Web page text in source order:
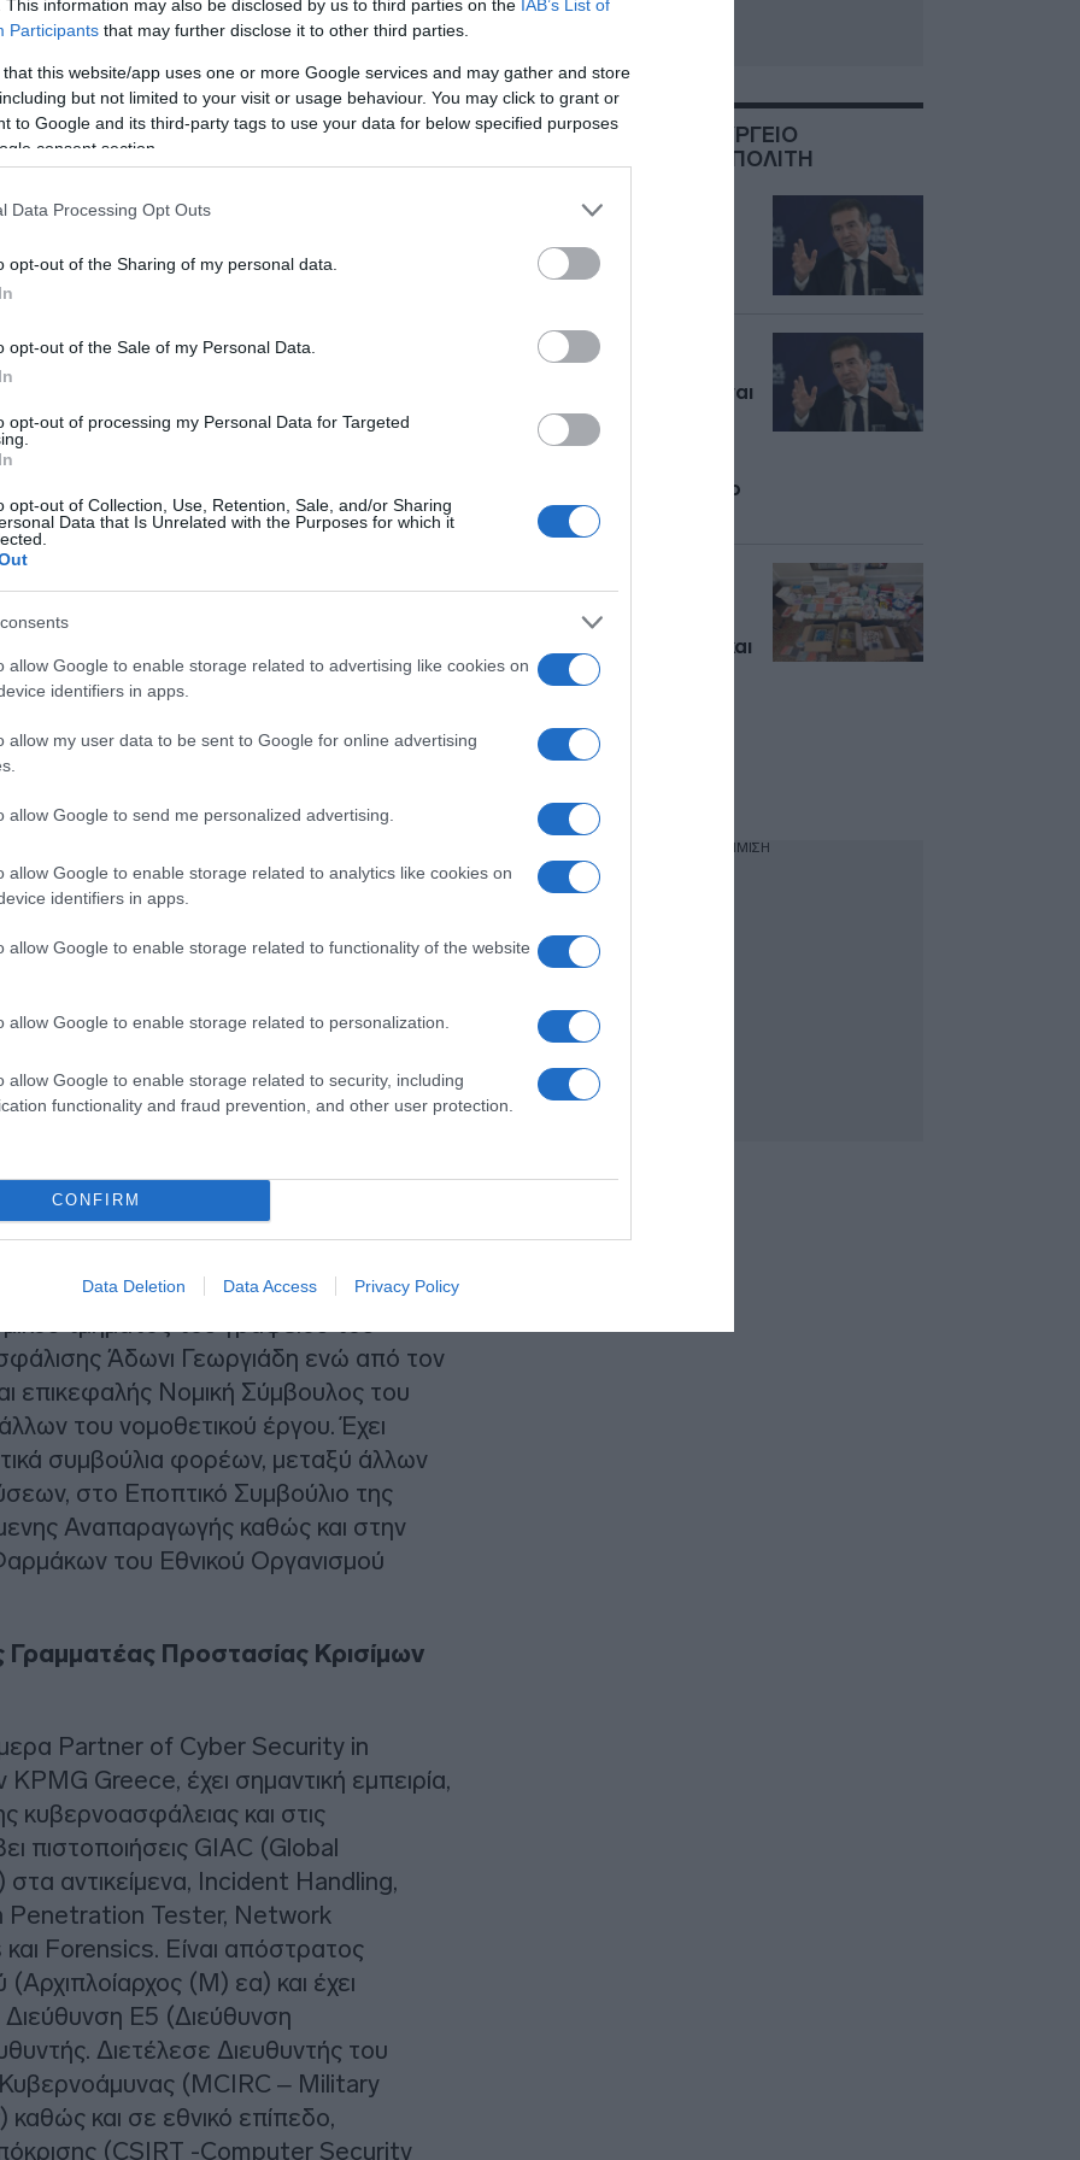
This information may also be disclosed by us to third parties on the IAB’s List of
Participants that may further disclose it to other third parties.
that this website/app uses one or more Google services and may gather and store
but not limited to your visit or usage behaviour. You may click to grant or
to Google and its third-party tags to use your data for below specified purposes
consent section.
Data Processing Opt Outs
opt-out of the Sharing of my personal data.
opt-out of the Sale of my Personal Data.
opt-out of processing my Personal Data for Targeted
opt-out of Collection, Use, Retention, Sale, and/or Sharing
Data that Is Unrelated with the Purposes for which it
allow Google to enable storage related to advertising like cookies on
identifiers in apps.
allow my user data to be sent to Google for online advertising
allow Google to send me personalized advertising.
allow Google to enable storage related to analytics like cookies on
identifiers in apps.
allow Google to enable storage related to functionality of the website
allow Google to enable storage related to personalization.
allow Google to enable storage related to security, including
functionality and fraud prevention, and other user protection.
CONFIRM
Data Deletion Data Access Privacy Policy
Οντοτήτων στο Υπουργείο
Παπαγεωργίου.
Γραμματείς:
Στρατηγικού Σχεδιασμού
Αθηνών, απόφοιτη της Νομικής
Πανεπιστημίου Αθηνών. Άσκησε
Εταιρεία «Αθανάσιος Βαρλάμης &
εταίρος. Ανέλαβε υποθέσεις και
εμπορικές και φορολογικές
χαρακτήρα με εξειδίκευση σε
2019 πλαισίωσε το νομικό τμήμα του
Αναπληρωτή Υπουργού Ανάπτυξης
οποίου έγινε επικεφαλής το 2021.
ενεργά στη
αναμόρφωση του Ν. 4412/2016 περί
τμήματος του γραφείου του
Άδωνι Γεωργιάδη ενώ από τον
επικεφαλής Νομική Σύμβουλος του
του νομοθετικού έργου. Έχει
συμβούλια φορέων, μεταξύ άλλων
στο Εποπτικό Συμβούλιο της
Αναπαραγωγής καθώς και στην
του Εθνικού Οργανισμού
Προστασίας Κρισίμων
Partner of Cyber Security in
Greece, έχει σημαντική εμπειρία,
κυβερνοασφάλειας και στις
πιστοποιήσεις GIAC (Global
αντικείμενα, Incident Handling,
Penetration Tester, Network
Forensics. Είναι απόστρατος
(Μ) εα) και έχει
Ε5 (Διεύθυνση
Διετέλεσε Διευθυντής του
Κυβερνοάμυνας (MCIRC – Military
και σε εθνικό επίπεδο,
(CSIRT -Computer Security
ΣΧΕΤΙΚΑ ΜΕ:ΥΠΟΥΡΓΕΙΟ
ΠΡΟΣΤΑΣΙΑΣ ΤΟΥ ΠΟΛΙΤΗ
Χρυσοχοϊδης: «Η
είναι δέμένη»
Μιχάλης
Χρυσοχοΐδης: Νίκη
της δημοκρατίας είναι
να επικρατεί η
νομιμότητα, το
κοινωνικό συμβόλαιο
και η ασφάλεια
συμμορία που
διακινούσε
αναβολικές ουσίες και
φαρμακευτικά
Συνελήφθησαν τρία
μέλη, ανάμεσα τους
ΔΙΑΦΗΜΙΣΗ